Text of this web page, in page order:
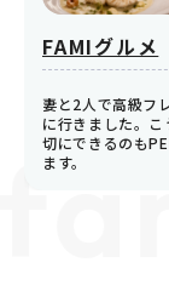
FAMIグルメ
妻と2人で高級フ
に行きました。
切にできるのも
ます。